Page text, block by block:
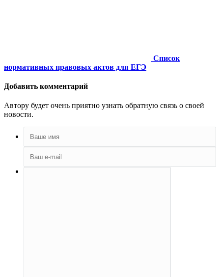
Список
нормативных правовых актов для ЕГЭ
Добавить комментарий
Автору будет очень приятно узнать обратную связь о своей
новости.